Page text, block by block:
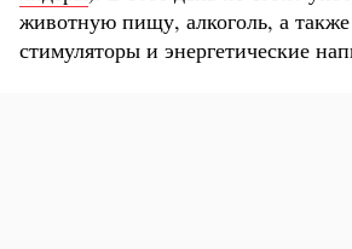
животную пищу, алкоголь, а также
стимуляторы и энергетические